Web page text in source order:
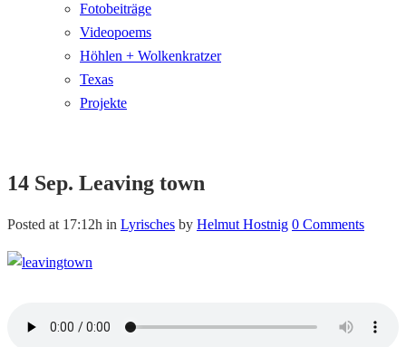
Fotobeiträge
Videopoems
Höhlen + Wolkenkratzer
Texas
Projekte
14 Sep. Leaving town
Posted at 17:12h in Lyrisches by Helmut Hostnig 0 Comments